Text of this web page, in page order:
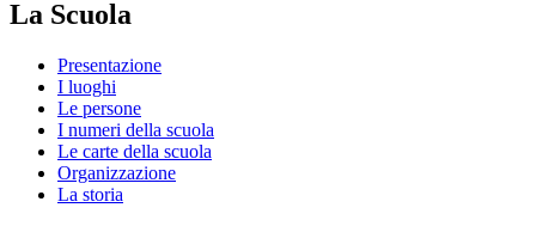
La Scuola
Presentazione
I luoghi
Le persone
I numeri della scuola
Le carte della scuola
Organizzazione
La storia